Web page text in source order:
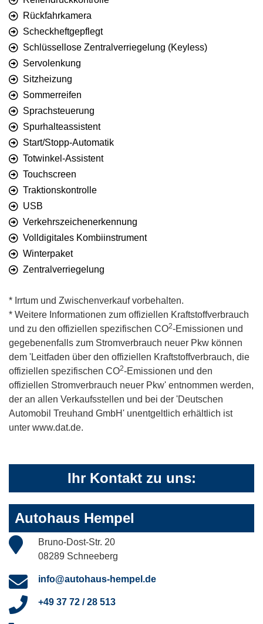
Rückfahrkamera
Scheckheftgepflegt
Schlüssellose Zentralverriegelung (Keyless)
Servolenkung
Sitzheizung
Sommerreifen
Sprachsteuerung
Spurhalteassistent
Start/Stopp-Automatik
Totwinkel-Assistent
Touchscreen
Traktionskontrolle
USB
Verkehrszeichenerkennung
Volldigitales Kombiinstrument
Winterpaket
Zentralverriegelung
* Irrtum und Zwischenverkauf vorbehalten.
* Weitere Informationen zum offiziellen Kraftstoffverbrauch
und zu den offiziellen spezifischen CO2-Emissionen und
gegebenenfalls zum Stromverbrauch neuer Pkw können
dem 'Leitfaden über den offiziellen Kraftstoffverbrauch, die
offiziellen spezifischen CO2-Emissionen und den
offiziellen Stromverbrauch neuer Pkw' entnommen werden,
der an allen Verkaufsstellen und bei der 'Deutschen
Automobil Treuhand GmbH' unentgeltlich erhältlich ist
unter www.dat.de.
Ihr Kontakt zu uns:
Autohaus Hempel
Bruno-Dost-Str. 20
08289 Schneeberg
info@autohaus-hempel.de
+49 37 72 / 28 513